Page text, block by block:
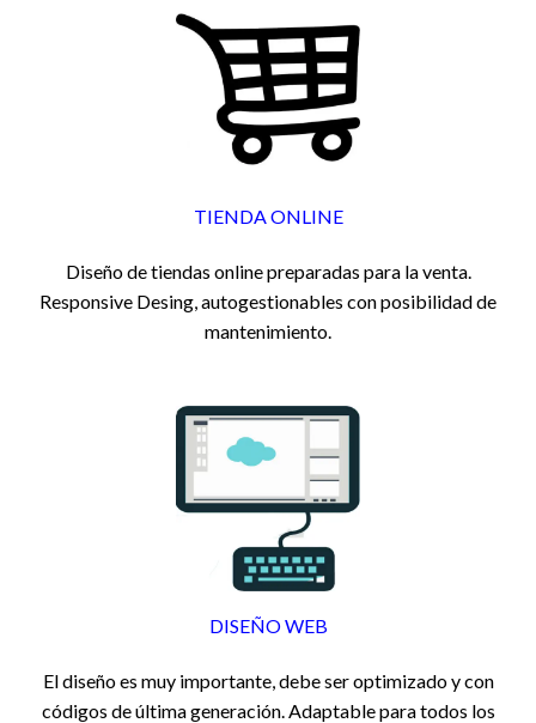
TIENDA ONLINE
Diseño de tiendas online preparadas para la venta.
Responsive Desing, autogestionables con posibilidad de
mantenimiento.
DISEÑO WEB
El diseño es muy importante, debe ser optimizado y con
códigos de última generación. Adaptable para todos los